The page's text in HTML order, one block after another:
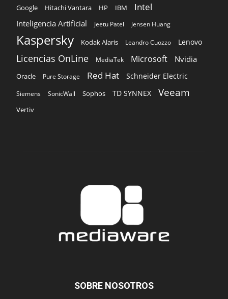
Google Hitachi Vantara HP IBM Intel
Inteligencia Artificial Jeetu Patel Jensen Huang
Kaspersky Kodak Alaris Leandro Cuozzo Lenovo
Licencias OnLine MediaTek Microsoft Nvidia
Oracle Pure Storage Red Hat Schneider Electric
Siemens SonicWall Sophos TD SYNNEX Veeam
Vertiv
SOBRE NOSOTROS